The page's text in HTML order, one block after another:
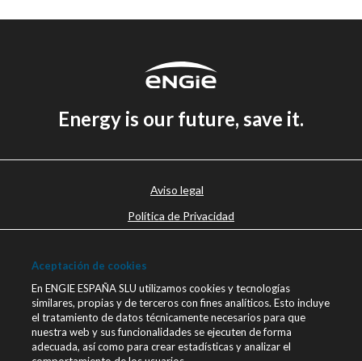
Energy is our future, save it.
Aviso legal
Política de Privacidad
Únete a nosotros
Blog ENGIE
Sala de Prensa
Aceptación de cookies
En ENGIE ESPAÑA SLU utilizamos cookies y tecnologías
similares, propias y de terceros con fines analíticos. Esto incluye
el tratamiento de datos técnicamente necesarios para que
nuestra web y sus funcionalidades se ejecuten de forma
adecuada, así como para crear estadísticas y analizar el